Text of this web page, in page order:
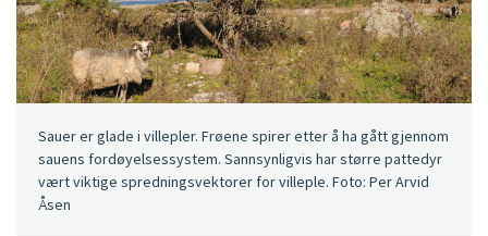
Sauer er glade i villepler. Frøene spirer etter å ha gått gjennom
sauens fordøyelsessystem. Sannsynligvis har større pattedyr
vært viktige spredningsvektorer for villeple. Foto: Per Arvid
Åsen